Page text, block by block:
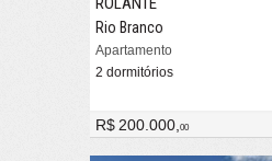
Rio Branco
Apartamento
2 dormitórios
R$ 200.000, 00